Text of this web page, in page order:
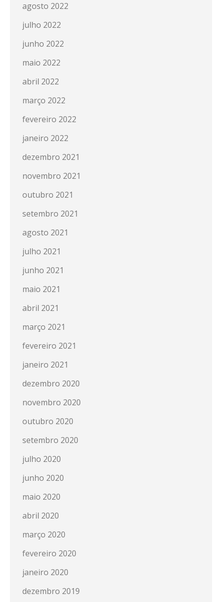
agosto 2022
julho 2022
junho 2022
maio 2022
abril 2022
março 2022
fevereiro 2022
janeiro 2022
dezembro 2021
novembro 2021
outubro 2021
setembro 2021
agosto 2021
julho 2021
junho 2021
maio 2021
abril 2021
março 2021
fevereiro 2021
janeiro 2021
dezembro 2020
novembro 2020
outubro 2020
setembro 2020
julho 2020
junho 2020
maio 2020
abril 2020
março 2020
fevereiro 2020
janeiro 2020
dezembro 2019